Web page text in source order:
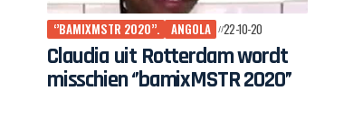
‘’BAMIXMSTR 2020’’. ANGOLA 22-10-20
Claudia uit Rotterdam wordt
misschien ‘’bamixMSTR 2020’’